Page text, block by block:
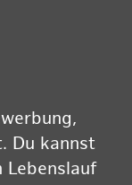
Du kannst
Lebenslauf